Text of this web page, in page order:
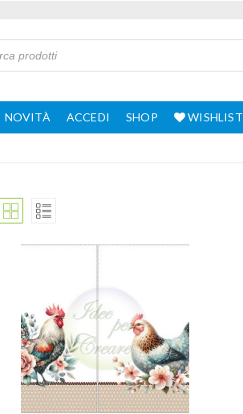
NOVITÀ ACCEDI SHOP WISHLIST